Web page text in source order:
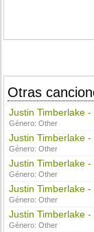
Otras
Justin Timberlake
Género:Other
Justin Timberlake
Género:Other
Justin Timberlake -
Género:Other
Justin Timberlake
Género:Other
Justin Timberlake
Género:Other